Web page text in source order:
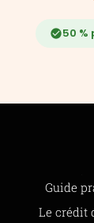
50
Guide
Le crédit
Informations
SAS CLUB TIDY